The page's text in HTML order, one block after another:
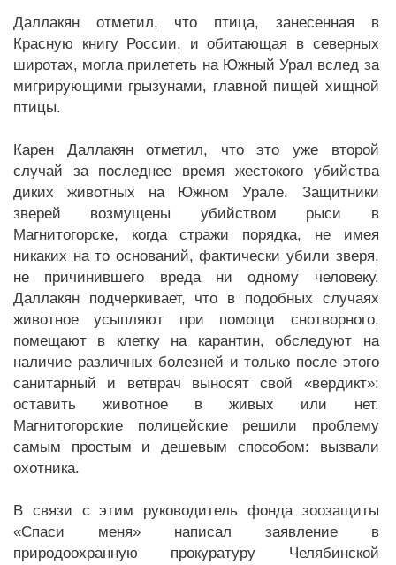
Даллакян отметил, что птица, занесенная в
Красную книгу России, и обитающая в северных
широтах, могла прилететь на Южный Урал вслед за
мигрирующими грызунами, главной пищей хищной
птицы.
Карен Даллакян отметил, что это уже второй
случай за последнее время жестокого убийства
диких животных на Южном Урале. Защитники
зверей возмущены убийством рыси в
Магнитогорске, когда стражи порядка, не имея
никаких на то оснований, фактически убили зверя,
не причинившего вреда ни одному человеку.
Даллакян подчеркивает, что в подобных случаях
животное усыпляют при помощи снотворного,
помещают в клетку на карантин, обследуют на
наличие различных болезней и только после этого
санитарный и ветврач выносят свой «вердикт»:
оставить животное в живых или нет.
Магнитогорские полицейские решили проблему
самым простым и дешевым способом: вызвали
охотника.
В связи с этим руководитель фонда зоозащиты
«Спаси меня» написал заявление в
природоохранную прокуратуру Челябинской